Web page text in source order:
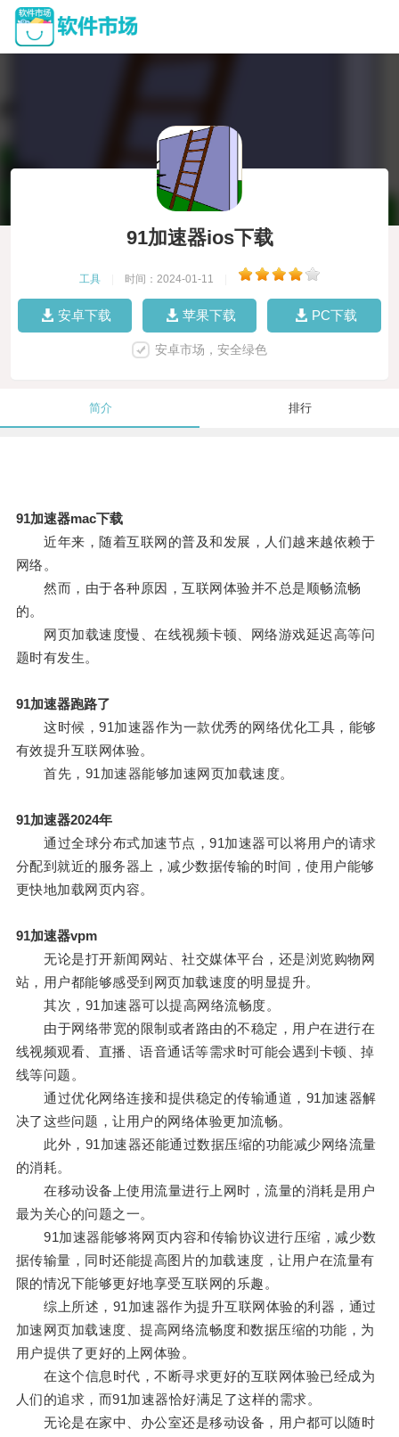
91加速器ios下载
工具 时间：2024-01-11
安卓下载 苹果下载 PC下载
安卓市场，安全绿色
简介 排行
91加速器mac下载
近年来，随着互联网的普及和发展，人们越来越依赖于
网络。
然而，由于各种原因，互联网体验并不总是顺畅流畅
的。
网页加载速度慢、在线视频卡顿、网络游戏延迟高等问
题时有发生。
91加速器跑路了
这时候，91加速器作为一款优秀的网络优化工具，能够
有效提升互联网体验。
首先，91加速器能够加速网页加载速度。
91加速器2024年
通过全球分布式加速节点，91加速器可以将用户的请求
分配到就近的服务器上，减少数据传输的时间，使用户能够
更快地加载网页内容。
91加速器vpm
无论是打开新闻网站、社交媒体平台，还是浏览购物网
站，用户都能够感受到网页加载速度的明显提升。
其次，91加速器可以提高网络流畅度。
由于网络带宽的限制或者路由的不稳定，用户在进行在
线视频观看、直播、语音通话等需求时可能会遇到卡顿、掉
线等问题。
通过优化网络连接和提供稳定的传输通道，91加速器解
决了这些问题，让用户的网络体验更加流畅。
此外，91加速器还能通过数据压缩的功能减少网络流量
的消耗。
在移动设备上使用流量进行上网时，流量的消耗是用户
最为关心的问题之一。
91加速器能够将网页内容和传输协议进行压缩，减少数
据传输量，同时还能提高图片的加载速度，让用户在流量有
限的情况下能够更好地享受互联网的乐趣。
综上所述，91加速器作为提升互联网体验的利器，通过
加速网页加载速度、提高网络流畅度和数据压缩的功能，为
用户提供了更好的上网体验。
在这个信息时代，不断寻求更好的互联网体验已经成为
人们的追求，而91加速器恰好满足了这样的需求。
无论是在家中、办公室还是移动设备，用户都可以随时